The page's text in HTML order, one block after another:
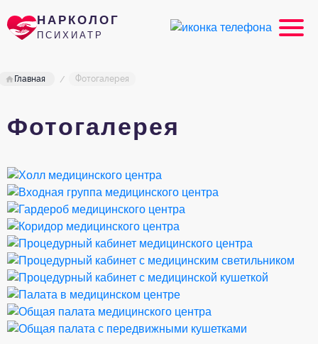
НАРКОЛОГ
ПСИХИАТР
Главная Фотогалерея
Фотогалерея